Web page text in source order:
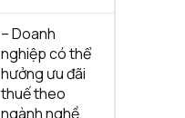
– Doanh
nghiệp có thể
hưởng ưu đãi
thuế theo
ngành nghề,